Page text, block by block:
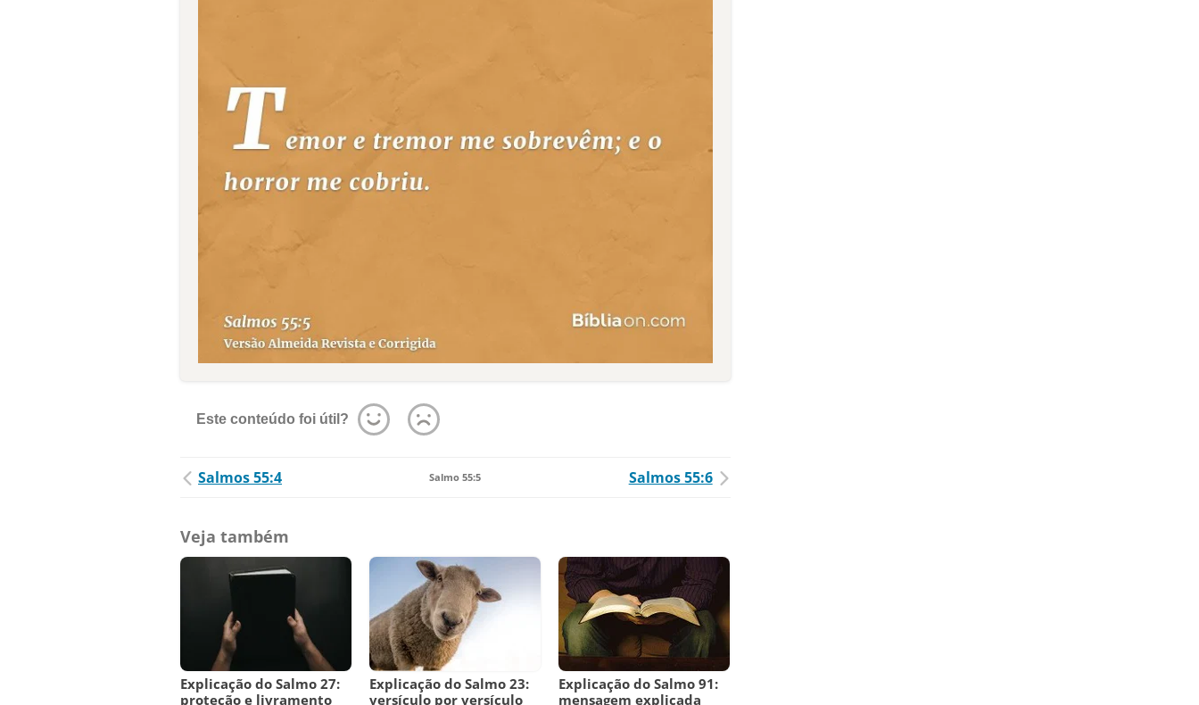
Este conteúdo foi útil?
Salmos 55:4 Salmo 55:5 Salmos 55:6
Veja também
Explicação do Salmo 27:
proteção e livramento
Explicação do Salmo 23:
versículo por versículo
Explicação do Salmo 91:
mensagem explicada